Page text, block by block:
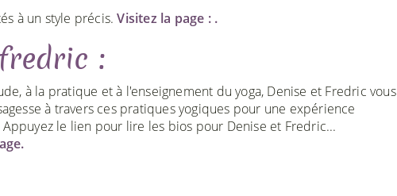
à un style précis.Visitez la page : .
:
à la pratique et à l'enseignement du yoga, Denise et Fredric vous
à travers ces pratiques yogiques pour une expérience
le lien pour lire les bios pour Denise et Fredric...